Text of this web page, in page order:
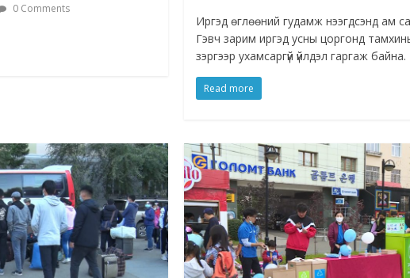
0 Comments
Иргэд өглөөний гудамж нээгдсэнд ам
Гэвч зарим иргэд усны цоргонд
зэргээр ухамсаргүй үйлдэл гаргаж байна.
Read more